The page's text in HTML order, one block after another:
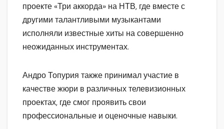
проекте «Три аккорда» на НТВ, где вместе с
другими талантливыми музыкантами
исполняли известные хиты на совершенно
неожиданных инструментах.
Андро Топурия также принимал участие в
качестве жюри в различных телевизионных
проектах, где смог проявить свои
профессиональные и оценочные навыки.